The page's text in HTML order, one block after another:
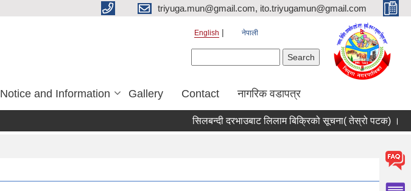
triyuga.mun@gmail.com, ito.triyugamun@gmail.com
English नेपाली
Notice and Information Gallery Contact नागरिक वडापत्र
सिलबन्दी दरभाउबाट लिलाम बिक्रिको सूचना( तेस्रो पटक) ।